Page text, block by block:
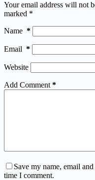
Your email address will not
marked *
Name *
Email *
Website
Add Comment *
Save my name, email
time I comment.